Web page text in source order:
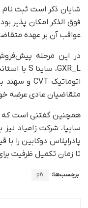
شایان ذکر است ثبت
فوق الذکر امکان پذیر
عواقب آن بر عهده
متقاضیان عادی عرضه
همچنین گفتنی است که
سایپا، شرکت زامیاد
پادراپلاس دوکابین را
تا زمان تکمیل ظرفیت
برچسب‌ها: p6